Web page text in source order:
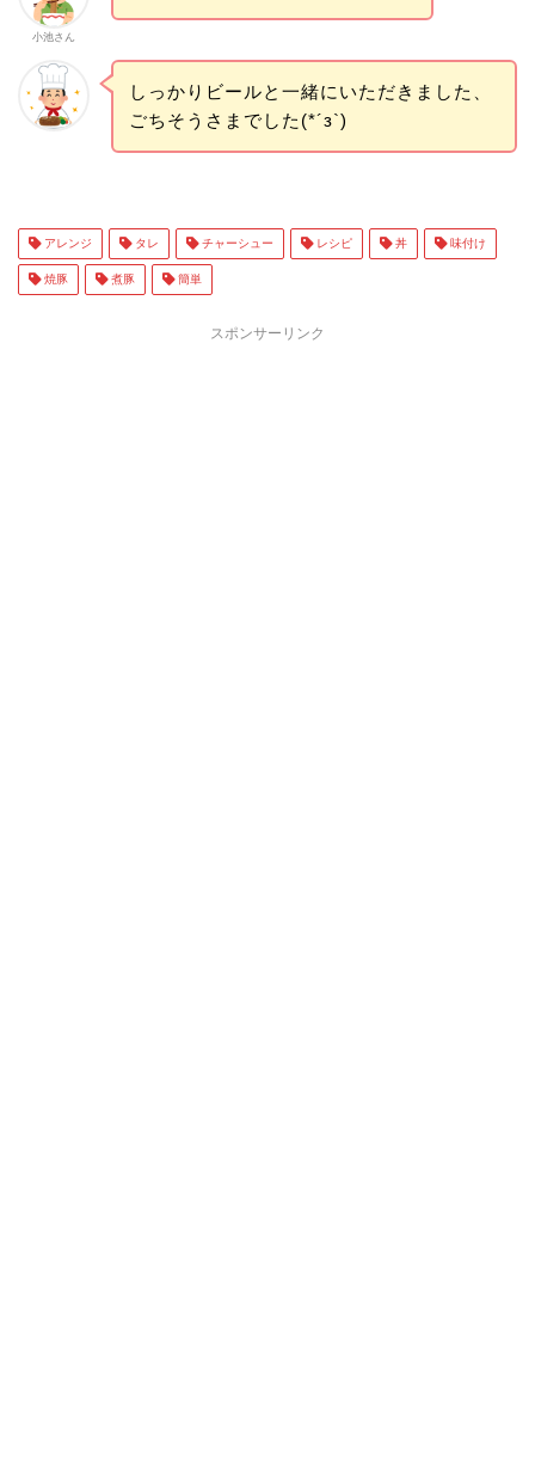
小池さん
しっかりビールと一緒にいただきました、
ごちそうさまでした(*´з`)
アレンジ タレ チャーシュー レシピ 丼 味付け
焼豚 煮豚 簡単
スポンサーリンク